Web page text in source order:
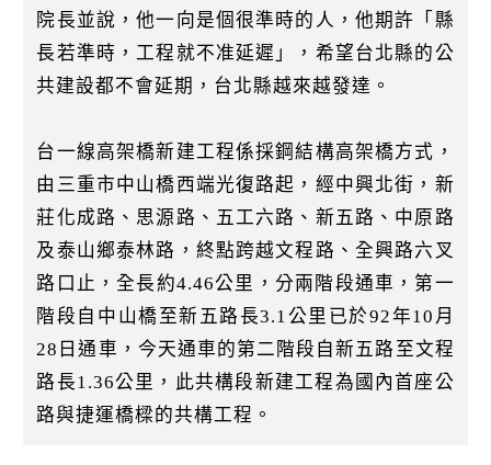
院長並說，他一向是個很準時的人，他期許「縣
長若準時，工程就不准延遲」，希望台北縣的公
共建設都不會延期，台北縣越來越發達。
台一線高架橋新建工程係採鋼結構高架橋方式，
由三重市中山橋西端光復路起，經中興北街，新
莊化成路、思源路、五工六路、新五路、中原路
及泰山鄉泰林路，終點跨越文程路、全興路六叉
路口止，全長約4.46公里，分兩階段通車，第一
階段自中山橋至新五路長3.1公里已於92年10月
28日通車，今天通車的第二階段自新五路至文程
路長1.36公里，此共構段新建工程為國內首座公
路與捷運橋樑的共構工程。